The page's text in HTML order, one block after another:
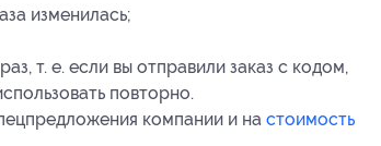
изменилась;
т. е. если вы отправили заказ с кодом,
повторно.
компании и на стоимость